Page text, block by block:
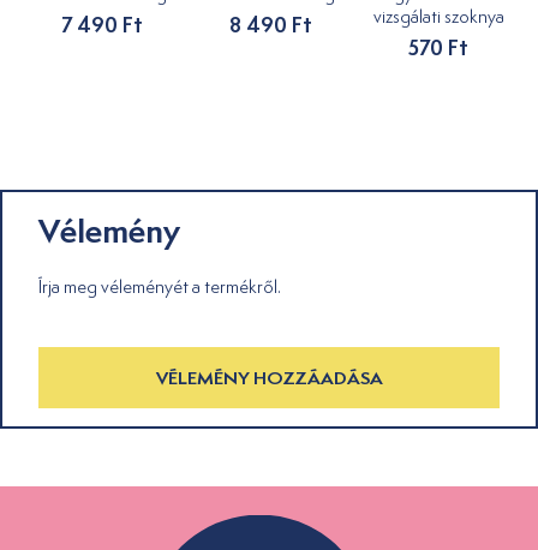
7 490 Ft 8 490 Ft
vizsgálati szoknya
570 Ft
Vélemény
Írja meg véleményét a termékről.
VÉLEMÉNY HOZZÁADÁSA